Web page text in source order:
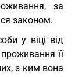
за
законом.
у віці від
її
з ким вона